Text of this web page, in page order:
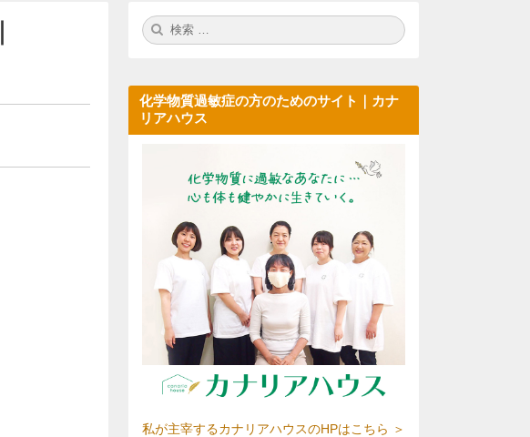
検
索:
化学物質過敏症の方のためのサイト｜カナ
リアハウス
私が主宰するカナリアハウスのHPはこちら ＞